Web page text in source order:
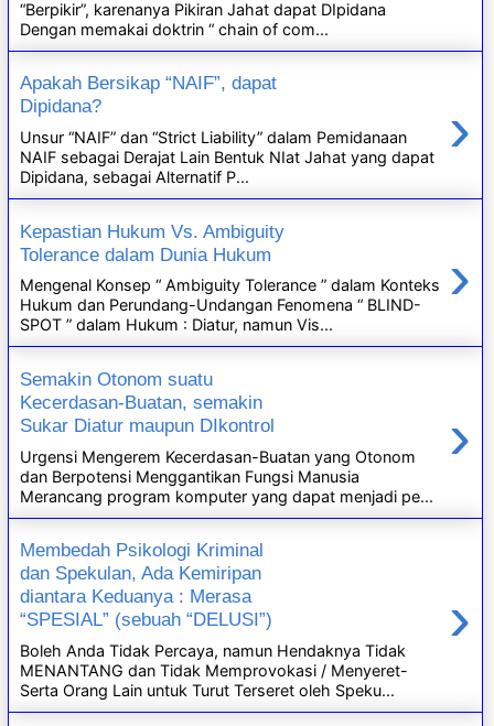
“Berpikir”, karenanya Pikiran Jahat dapat DIpidana
Dengan memakai doktrin “ chain of com...
Apakah Bersikap “NAIF”, dapat
Dipidana?
›
Unsur “NAIF” dan “Strict Liability” dalam Pemidanaan
NAIF sebagai Derajat Lain Bentuk NIat Jahat yang dapat
Dipidana, sebagai Alternatif P...
Kepastian Hukum Vs. Ambiguity
Tolerance dalam Dunia Hukum
›
Mengenal Konsep “ Ambiguity Tolerance ” dalam Konteks
Hukum dan Perundang-Undangan Fenomena “ BLIND-
SPOT ” dalam Hukum : Diatur, namun Vis...
Semakin Otonom suatu
Kecerdasan-Buatan, semakin
Sukar Diatur maupun DIkontrol
›
Urgensi Mengerem Kecerdasan-Buatan yang Otonom
dan Berpotensi Menggantikan Fungsi Manusia
Merancang program komputer yang dapat menjadi pe...
Membedah Psikologi Kriminal
dan Spekulan, Ada Kemiripan
diantara Keduanya : Merasa
“SPESIAL” (sebuah “DELUSI”)
›
Boleh Anda Tidak Percaya, namun Hendaknya Tidak
MENANTANG dan Tidak Memprovokasi / Menyeret-
Serta Orang Lain untuk Turut Terseret oleh Speku...